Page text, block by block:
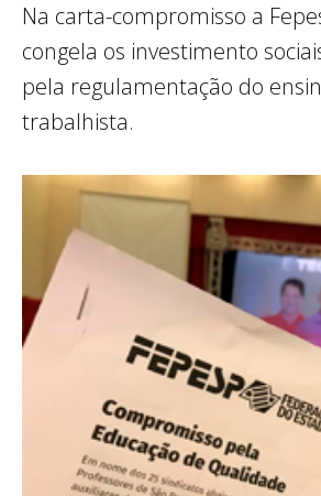
Na carta-compromisso a
congela os investimento
pela regulamentação do
trabalhista.